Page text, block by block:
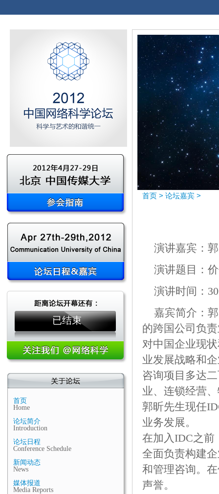
已结束
首页
Home
论坛简介
Introduction
论坛日程
Conference Schedule
新闻动态
News
媒体报道
Media Reports
首页 > 论坛嘉宾 >
演讲嘉宾：
演讲题目：
演讲时间：
嘉宾简介：
的跨国公司负
对中国企业现
业发展战略和
咨询项目多达
业、连锁经营
郭昕先生现任
业务发展。
在加入IDC之前
全面负责构建
和管理咨询。
声誉。